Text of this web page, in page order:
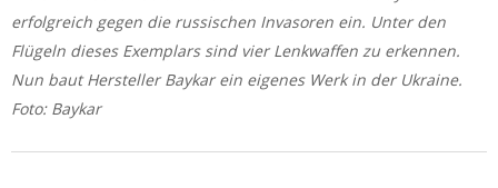
erfolgreich gegen die russischen Invasoren ein. Unter den
Flügeln dieses Exemplars sind vier Lenkwaffen zu erkennen.
Nun baut Hersteller Baykar ein eigenes Werk in der Ukraine.
Foto: Baykar